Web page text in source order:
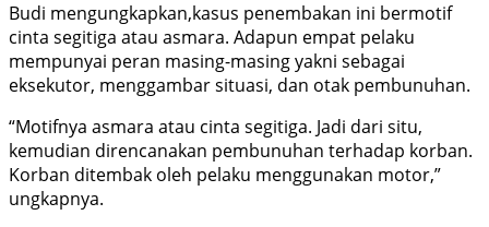
Budi mengungkapkan,kasus penembakan ini bermotif
cinta segitiga atau asmara. Adapun empat pelaku
mempunyai peran masing-masing yakni sebagai
eksekutor, menggambar situasi, dan otak pembunuhan.
“Motifnya asmara atau cinta segitiga. Jadi dari situ,
kemudian direncanakan pembunuhan terhadap korban.
Korban ditembak oleh pelaku menggunakan motor,”
ungkapnya.